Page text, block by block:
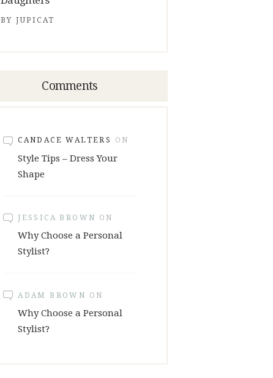
BYJUPICAT
Comments
CANDACE WALTERS ON
Style Tips – Dress Your
Shape
JESSICA BROWN ON
Why Choose a Personal
Stylist?
ADAM BROWN ON
Why Choose a Personal
Stylist?